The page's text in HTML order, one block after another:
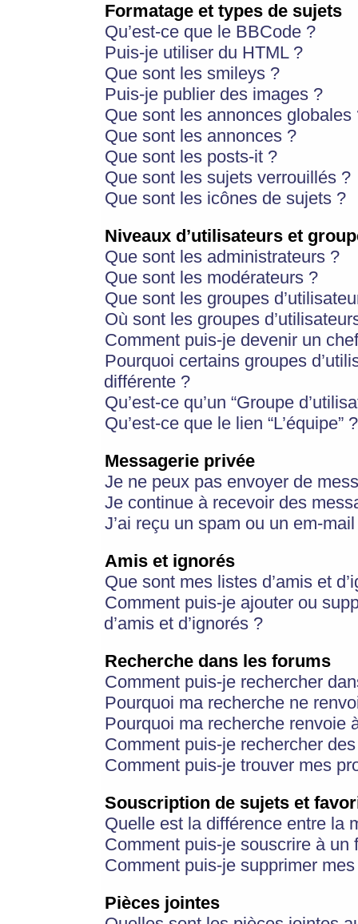
Formatage et types de sujets
Qu’est-ce que le BBCode ?
Puis-je utiliser du HTML ?
Que sont les smileys ?
Puis-je publier des images ?
Que sont les annonces globales
Que sont les annonces ?
Que sont les posts-it ?
Que sont les sujets verrouillés ?
Que sont les icônes de sujets ?
Niveaux d’utilisateurs et
Que sont les administrateurs ?
Que sont les modérateurs ?
Que sont les groupes
Où sont les groupes
Comment puis-je devenir un
Pourquoi certains groupes
différente ?
Qu’est-ce qu’un “Groupe
Qu’est-ce que le lien “L’équipe” ?
Messagerie privée
Je ne peux pas envoyer de
Je continue à recevoir des
J’ai reçu un spam ou un em-
Amis et ignorés
Que sont mes listes d’amis et
Comment puis-je ajouter ou
d’amis et d’ignorés ?
Recherche dans les forums
Comment puis-je rechercher
Pourquoi ma recherche ne
Pourquoi ma recherche renvoie
Comment puis-je rechercher
Comment puis-je trouver mes
Souscription de sujets et
Quelle est la différence entre la
Comment puis-je souscrire à
Comment puis-je supprimer
Pièces jointes